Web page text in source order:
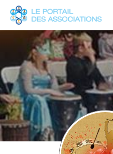
Panneau de gestion des cookies